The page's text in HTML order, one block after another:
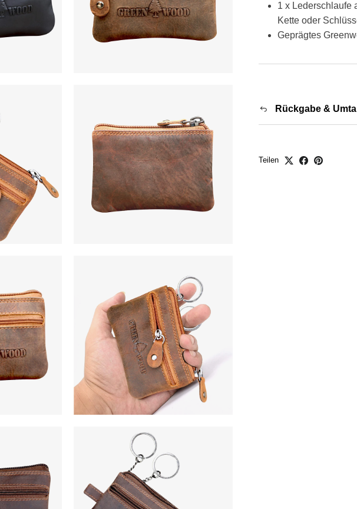
1 x Lederschlaufe
Kette oder
Geprägtes
Rückgabe &
Teilen